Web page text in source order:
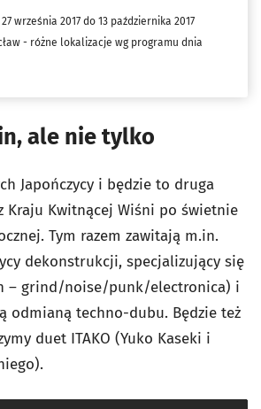
września 2017 do 13 października 2017
- różne lokalizacje wg programu dnia
ale nie tylko
Japończycy i będzie to druga
Kraju Kwitnącej Wiśni po świetnie
Tym razem zawitają m.in.
dekonstrukcji, specjalizujący się
– grind/noise/punk/electronica) i
odmianą techno-dubu. Będzie też
duet ITAKO (Yuko Kaseki i